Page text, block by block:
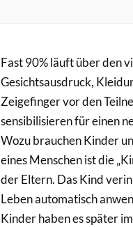
Fast 90% läuft über den
Gesichtsausdruck,
Zeigefinger vor den
sensibilisieren für einen
Wozu brauchen Kinder
eines Menschen ist die
der Eltern. Das Kind
Leben automatisch
Kinder haben es später